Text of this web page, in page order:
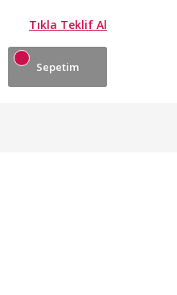
Tıkla Teklif Al
Sepetim